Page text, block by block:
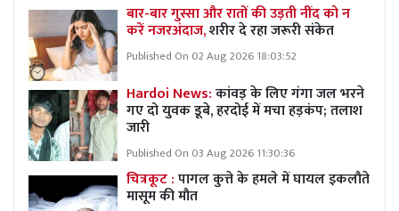
बार-बार गुस्सा और रातों की उड़ती नींद को न
करें नजरअंदाज,शरीर दे रहा जरूरी संकेत
Published On 02 Aug 2026 18:03:52
Hardoi News:कांवड़ के लिए गंगा जल भरने
गए दो युवक डूबे, हरदोई में मचा हड़कंप; तलाश
जारी
Published On 03 Aug 2026 11:30:36
चित्रकूट :पागल कुत्ते के हमले में घायल इकलौते
मासूम की मौत